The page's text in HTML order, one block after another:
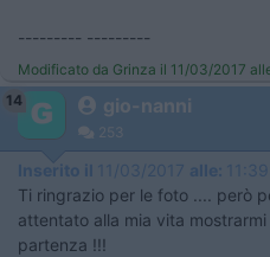
--------- ---------
Modificato da Grinza il 11/03/2017
14
gio-nanni
253
Inserito il 11/03/2017 alle:
Ti ringrazio per le foto .... però
attentato alla mia vita
partenza !!!